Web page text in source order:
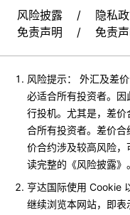
风险披露 / 隐私
免责声明
/ 免责
风险提示： 外汇及差
必适合所有投资者。
行投机。尤其是，差
合所有投资者。差价
价合约涉及较高风险，
读完整的《风险披露》。
亨达国际使用 Cookie
继续浏览本网站，即